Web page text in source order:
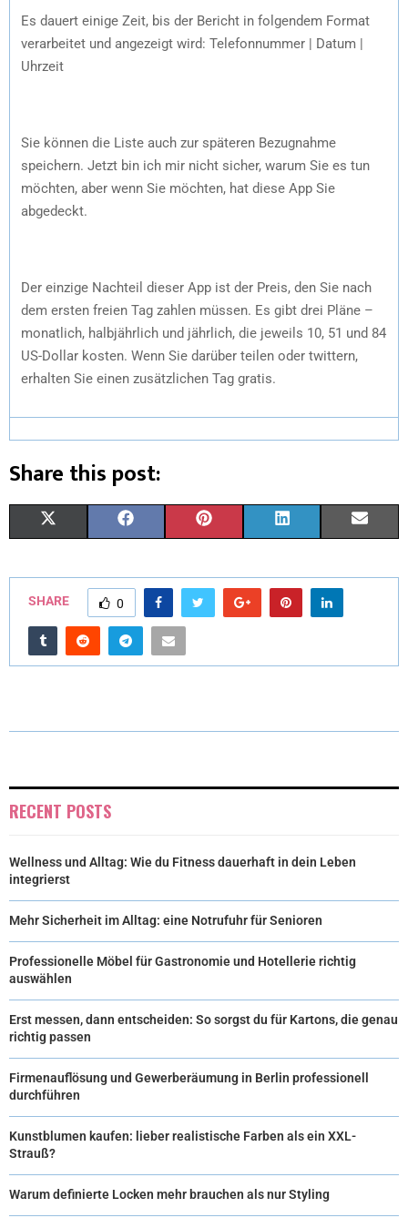
Es dauert einige Zeit, bis der Bericht in folgendem Format
verarbeitet und angezeigt wird: Telefonnummer | Datum |
Uhrzeit
Sie können die Liste auch zur späteren Bezugnahme
speichern. Jetzt bin ich mir nicht sicher, warum Sie es tun
möchten, aber wenn Sie möchten, hat diese App Sie
abgedeckt.
Der einzige Nachteil dieser App ist der Preis, den Sie nach
dem ersten freien Tag zahlen müssen. Es gibt drei Pläne –
monatlich, halbjährlich und jährlich, die jeweils 10, 51 und 84
US-Dollar kosten. Wenn Sie darüber teilen oder twittern,
erhalten Sie einen zusätzlichen Tag gratis.
Share this post:
I
R
)
C
E
B
N
T
T
N
K
SHARE 0
RECENT POSTS
Wellness und Alltag: Wie du Fitness dauerhaft in dein Leben
integrierst
Mehr Sicherheit im Alltag: eine Notrufuhr für Senioren
Professionelle Möbel für Gastronomie und Hotellerie richtig
auswählen
Erst messen, dann entscheiden: So sorgst du für Kartons, die genau
richtig passen
Firmenauflösung und Gewerberäumung in Berlin professionell
durchführen
Kunstblumen kaufen: lieber realistische Farben als ein XXL-
Strauß?
Warum definierte Locken mehr brauchen als nur Styling